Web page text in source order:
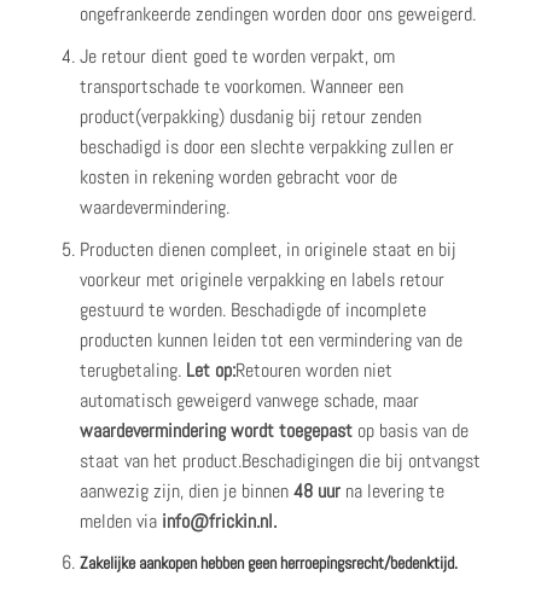
ongefrankeerde zendingen worden door ons geweigerd.
Je retour dient goed te worden verpakt, om
transportschade te voorkomen. Wanneer een
product(verpakking) dusdanig bij retour zenden
beschadigd is door een slechte verpakking zullen er
kosten in rekening worden gebracht voor de
waardevermindering.
Producten dienen compleet, in originele staat en bij
voorkeur met originele verpakking en labels retour
gestuurd te worden. Beschadigde of incomplete
producten kunnen leiden tot een vermindering van de
terugbetaling. Let op:Retouren worden niet
automatisch geweigerd vanwege schade, maar
waardevermindering wordt toegepastop basis van de
staat van het product.Beschadigingen die bij ontvangst
aanwezig zijn, dien je binnen48 uurna levering te
melden via info@frickin.nl.
Zakelijke aankopen hebben geen herroepingsrecht/bedenktijd.